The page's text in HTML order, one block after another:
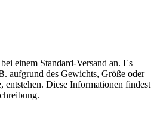
einem Standard-Versand an. Es
aufgrund des Gewichts, Größe oder
entstehen. Diese Informationen findest